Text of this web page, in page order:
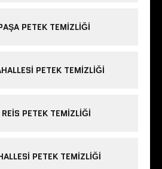
PETEK TEMIZLIĞI
PETEK TEMIZLIĞI
PETEK TEMIZLIĞI
PETEK TEMIZLIĞI